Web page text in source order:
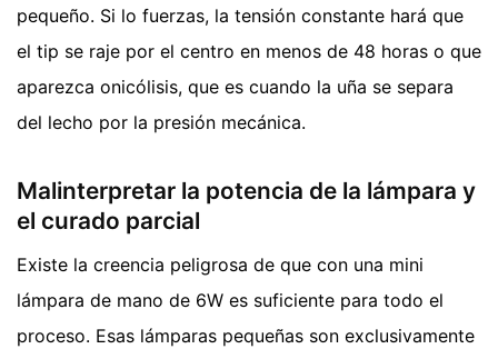
pequeño. Si lo fuerzas, la tensión constante hará que
el tip se raje por el centro en menos de 48 horas o que
aparezca onicólisis, que es cuando la uña se separa
del lecho por la presión mecánica.
Malinterpretar la potencia de la lámpara y
el curado parcial
Existe la creencia peligrosa de que con una mini
lámpara de mano de 6W es suficiente para todo el
proceso. Esas lámparas pequeñas son exclusivamente